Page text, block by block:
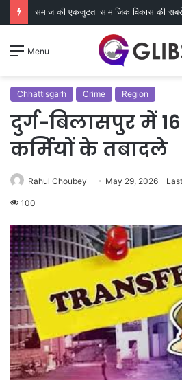
समाज की एकजुटता सामाजिक विकास की
Menu
Chhattisgarh Crime Region
दुर्ग-बिलासपुर में
कर्मियों के तबादले
Rahul Choubey May 29, 2026
100